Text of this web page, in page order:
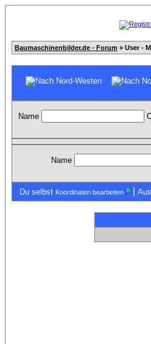
Baumaschinenbilder.de - Forum » User -
Name
Name
Du selbst Koordinaten bearbeiten